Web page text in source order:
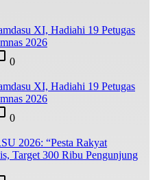
XI, Hadiahi 19 Petugas
2026
0
XI, Hadiahi 19 Petugas
2026
0
2026: “Pesta Rakyat
Target 300 Ribu Pengunjung